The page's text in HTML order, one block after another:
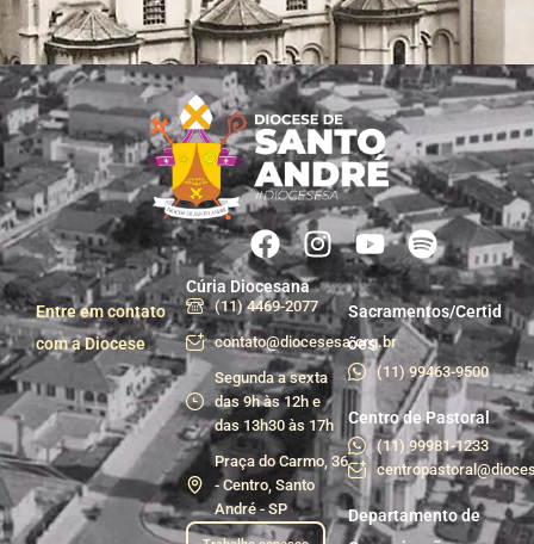
Entre em contato
com a Diocese
Cúria Diocesana
(11) 4469-2077
contato@diocesesa.org.br
Segunda a sexta
das 9h às 12h e
das 13h30 às 17h
Praça do Carmo, 36
- Centro, Santo
André - SP
Sacramentos/Certid
ões
(11) 99463-9500
Centro de Pastoral
(11) 99981-1233
Departamento de